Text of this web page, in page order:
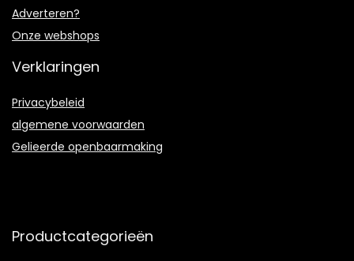
Adverteren?
Onze webshops
Verklaringen
Privacybeleid
algemene voorwaarden
Gelieerde openbaarmaking
Productcategorieën